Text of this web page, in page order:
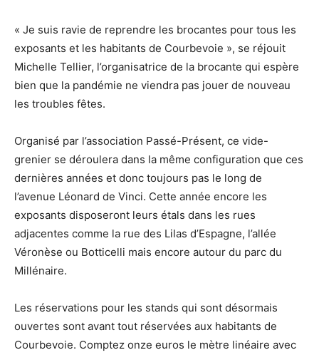
« Je suis ravie de reprendre les brocantes pour tous les
exposants et les habitants de Courbevoie », se réjouit
Michelle Tellier, l’organisatrice de la brocante qui espère
bien que la pandémie ne viendra pas jouer de nouveau
les troubles fêtes.
Organisé par l’association Passé-Présent, ce vide-
grenier se déroulera dans la même configuration que ces
dernières années et donc toujours pas le long de
l’avenue Léonard de Vinci. Cette année encore les
exposants disposeront leurs étals dans les rues
adjacentes comme la rue des Lilas d’Espagne, l’allée
Véronèse ou Botticelli mais encore autour du parc du
Millénaire.
Les réservations pour les stands qui sont désormais
ouvertes sont avant tout réservées aux habitants de
Courbevoie. Comptez onze euros le mètre linéaire avec